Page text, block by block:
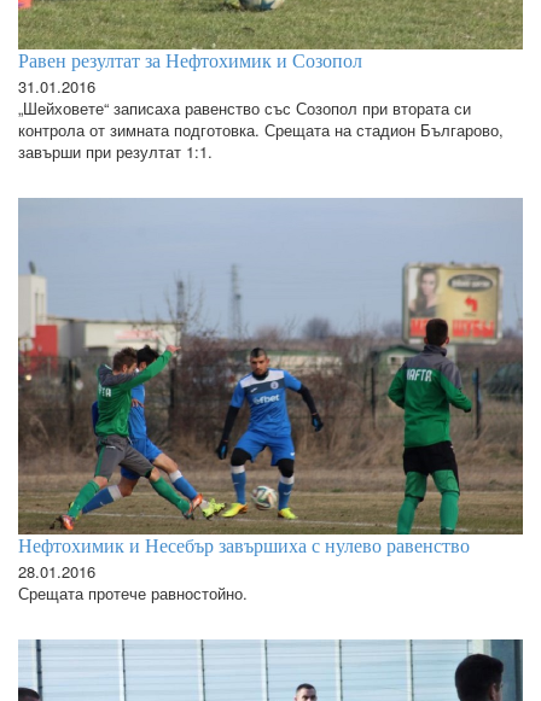
Равен резултат за Нефтохимик и Созопол
31.01.2016
„Шейховете“ записаха равенство със Созопол при втората си
контрола от зимната подготовка. Срещата на стадион Българово,
завърши при резултат 1:1.
Нефтохимик и Несебър завършиха с нулево равенство
28.01.2016
Срещата протече равностойно.